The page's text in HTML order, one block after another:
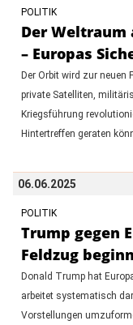
POLITIK
Der Weltraum
– Europas
Der Orbit wird zur neuen
private Satelliten,
Kriegsführung
Hintertreffen geraten
06.06.2025
POLITIK
Trump gegen
Feldzug
Donald Trump hat
arbeitet systematisch
Vorstellungen